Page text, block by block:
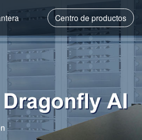
Centro de productos